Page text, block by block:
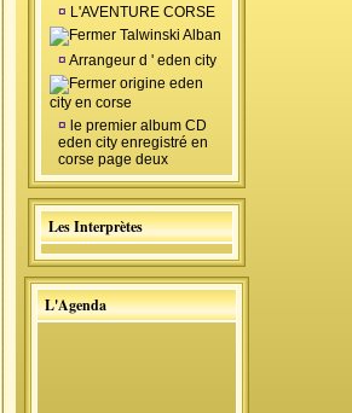
¤ L'AVENTURE CORSE
Talwinski Alban
¤ Arrangeur d ' eden city
origine eden
city en corse
¤ le premier album CD
eden city enregistré en
corse page deux
Les Interprètes
L'Agenda